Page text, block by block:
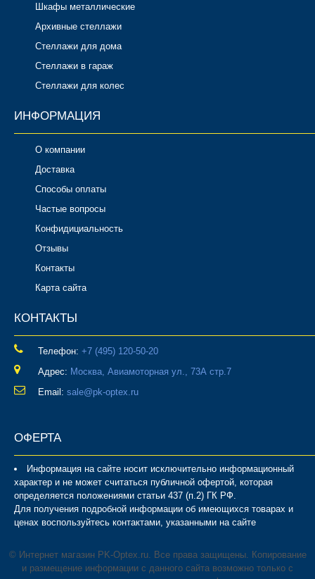
Шкафы металлические
Архивные стеллажи
Стеллажи для дома
Стеллажи в гараж
Стеллажи для колес
ИНФОРМАЦИЯ
О компании
Доставка
Способы оплаты
Частые вопросы
Конфидициальность
Отзывы
Контакты
Карта сайта
КОНТАКТЫ
Телефон: ‎+7 (495) 120-50-20
Адрес: Москва, Авиамоторная ул., 73А стр.7
Email: sale@pk-optex.ru
ОФЕРТА
Информация на сайте носит исключительно информационный
характер и не может считаться публичной офертой, которая
определяется положениями статьи 437 (п.2) ГК РФ.
Для получения подробной информации об имеющихся товарах и
ценах воспользуйтесь контактами, указанными на сайте
© Интернет магазин PK-Optex.ru. Все права защищены. Копирование
и размещение информации с данного сайта возможно только с